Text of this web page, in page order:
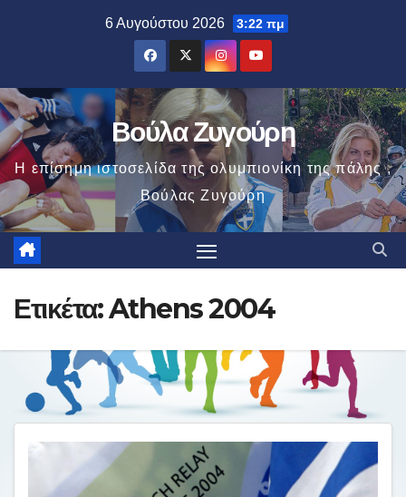
6 Αυγούστου 2026 3:22 πμ
Βούλα Ζυγούρη
Η επίσημη ιστοσελίδα της ολυμπιονίκη της πάλης ,
Βούλας Ζυγούρη
Ετικέτα:Athens 2004